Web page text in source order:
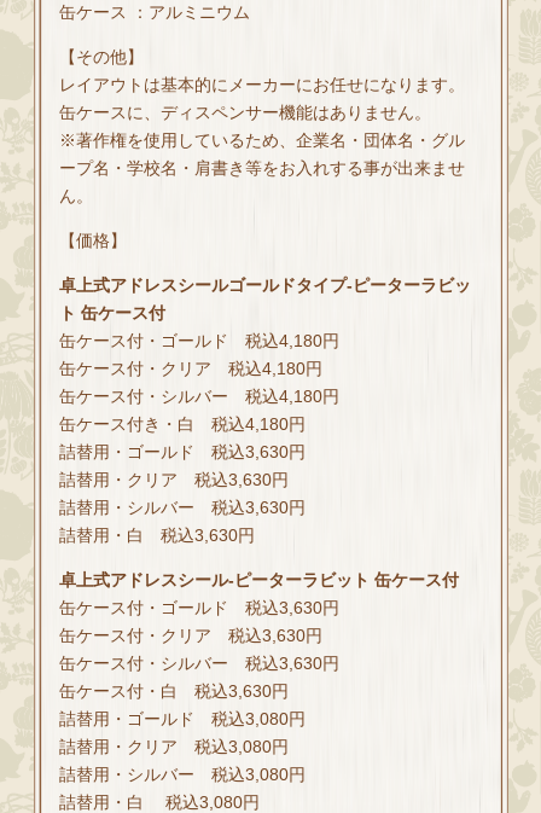
缶ケース ：アルミニウム
【その他】
レイアウトは基本的にメーカーにお任せになります。
缶ケースに、ディスペンサー機能はありません。
※著作権を使用しているため、企業名・団体名・グル
ープ名・学校名・肩書き等をお入れする事が出来ませ
ん。
【価格】
卓上式アドレスシールゴールドタイプ-ピーターラビッ
ト 缶ケース付
缶ケース付・ゴールド 税込4,180円
缶ケース付・クリア 税込4,180円
缶ケース付・シルバー 税込4,180円
缶ケース付き・白 税込4,180円
詰替用・ゴールド 税込3,630円
詰替用・クリア 税込3,630円
詰替用・シルバー 税込3,630円
詰替用・白 税込3,630円
卓上式アドレスシール-ピーターラビット 缶ケース付
缶ケース付・ゴールド 税込3,630円
缶ケース付・クリア 税込3,630円
缶ケース付・シルバー 税込3,630円
缶ケース付・白 税込3,630円
詰替用・ゴールド 税込3,080円
詰替用・クリア 税込3,080円
詰替用・シルバー 税込3,080円
詰替用・白 税込3,080円